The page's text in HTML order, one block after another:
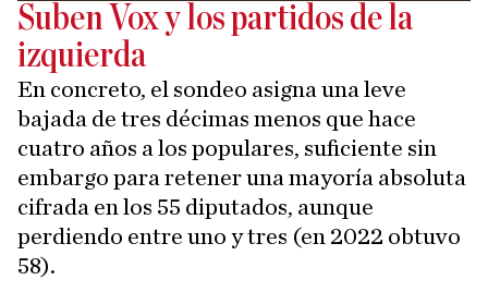
Suben Vox y los partidos de la
izquierda
En concreto, el sondeo asigna una leve
bajada de tres décimas menos que hace
cuatro años a los populares, suficiente sin
embargo para retener una mayoría absoluta
cifrada en los 55 diputados, aunque
perdiendo entre uno y tres (en 2022 obtuvo
58).